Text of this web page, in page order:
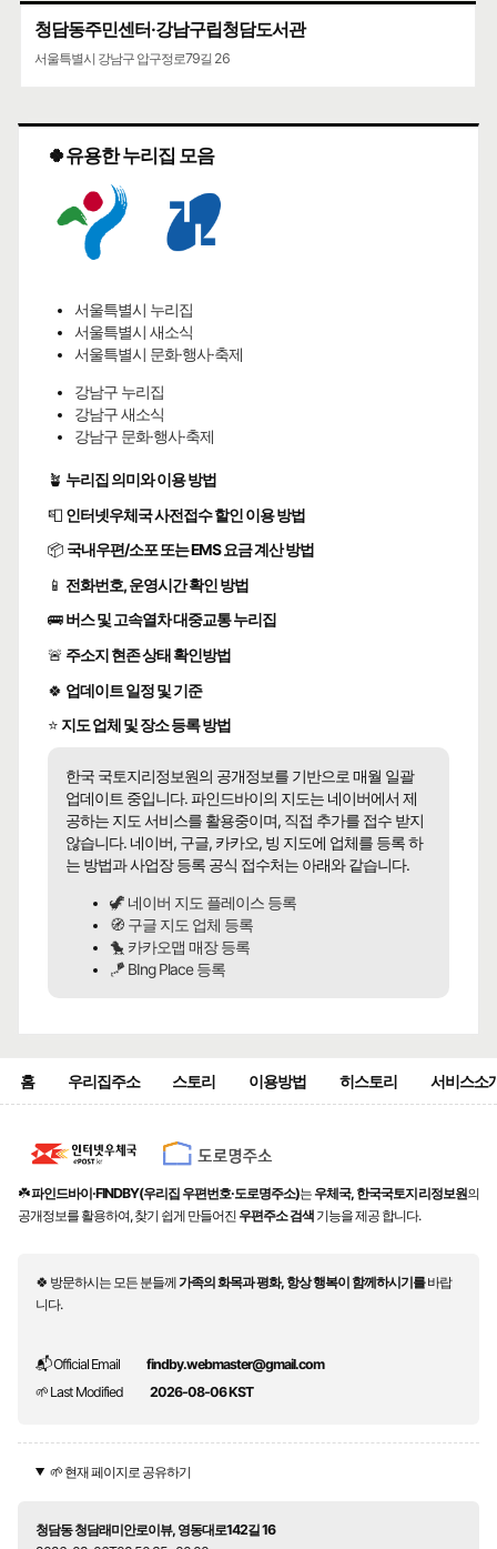
청담동주민센터·강남구립청담도서관
서울특별시 강남구 압구정로79길 26
🍀유용한 누리집 모음
서울특별시 누리집
서울특별시 새소식
서울특별시 문화·행사·축제
강남구 누리집
강남구 새소식
강남구 문화·행사·축제
🪴 누리집 의미와 이용 방법
📮 인터넷우체국 사전접수 할인 이용 방법
📦 국내우편/소포 또는 EMS 요금 계산 방법
📱 전화번호, 운영시간 확인 방법
🚌버스 및 고속열차 대중교통 누리집
🚨 주소지 현존 상태 확인방법
🍀 업데이트 일정 및 기준
⭐ 지도 업체 및 장소 등록 방법
한국 국토지리정보원의 공개정보를 기반으로 매월 일괄
업데이트 중입니다. 파인드바이의 지도는 네이버에서 제
공하는 지도 서비스를 활용중이며, 직접 추가를 접수 받지
않습니다. 네이버, 구글, 카카오, 빙 지도에 업체를 등록 하
는 방법과 사업장 등록 공식 접수처는 아래와 같습니다.
🦖 네이버 지도 플레이스 등록
🧭 구글 지도 업체 등록
🐤 카카오맵 매장 등록
🪁 BIng Place 등록
홈 우리집주소 스토리 이용방법 히스토리 서비스소
☘️파인드바이·FINDBY(우리집 우편번호·도로명주소)는 우체국, 한국국토지리정보원의
공개정보를 활용하여, 찾기 쉽게 만들어진 우편주소 검색 기능을 제공 합니다.
🍀 방문하시는 모든 분들께가족의 화목과 평화, 항상 행복이 함께하시기를바랍
니다.
📬 Official Email
findby.webmaster@gmail.com
🌱 Last Modified
2026-08-06 KST
🌱 현재 페이지로 공유하기
청담동 청담래미안로이뷰, 영동대로142길 16